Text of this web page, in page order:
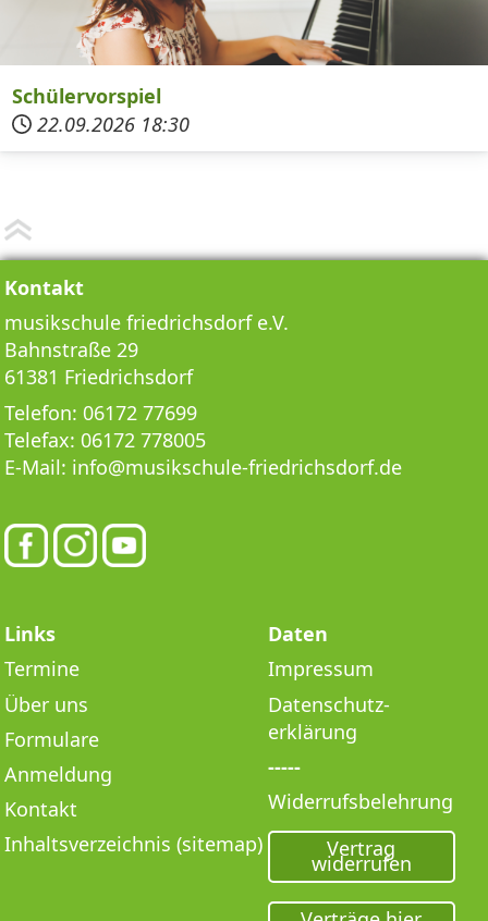
Schülervorspiel
22.09.2026 18:30
Kontakt
musikschule friedrichsdorf e.V.
Bahnstraße 29
61381 Friedrichsdorf
Telefon:06172 77699
Telefax:06172 778005
E-Mail: info@musikschule-friedrichsdorf.de
Links
Termine
Über uns
Formulare
Anmeldung
Kontakt
Inhaltsverzeichnis (sitemap)
Daten
Impressum
Datenschutz­
erklärung
-----
Widerrufsbelehrung
Vertrag
widerrufen